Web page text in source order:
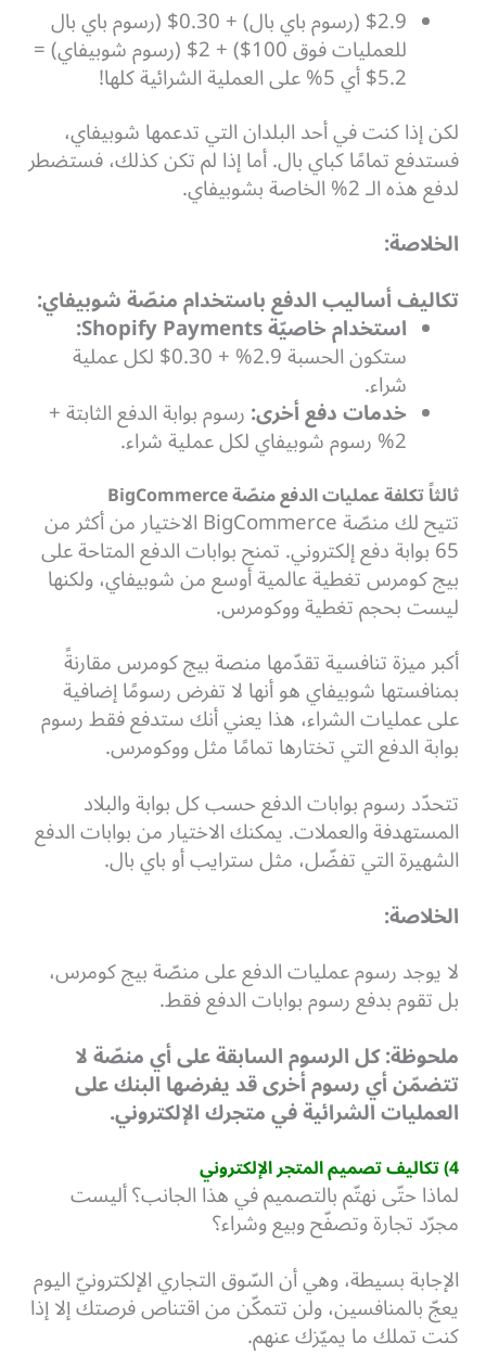
$2.9 (رسوم باي بال) + 0.30$ (رسوم باي بال
للعمليات فوق 100$) + 2$ (رسوم شوبيفاي) =
5.2$ أي 5% على العملية الشرائية كلها!
لكن إذا كنت في أحد البلدان التي تدعمها شوبيفاي،
فستدفع تمامًا كباي بال. أما إذا لم تكن كذلك، فستضطر
لدفع هذه الـ 2% الخاصة بشوبيفاي.
الخلاصة:
تكاليف أساليب الدفع باستخدام منصّة شوبيفاي:
استخدام خاصيّة Shopify Payments:
ستكون الحسبة 2.9% + 0.30$ لكل عملية
شراء.
خدمات دفع أخرى:رسوم بوابة الدفع الثابتة +
2% رسوم شوبيفاي لكل عملية شراء.
ثالثاً تكلفة عمليات الدفع منصّة BigCommerce
تتيح لك منصّة BigCommerce الاختيار من أكثر من
65 بوابة دفع إلكتروني. تمنح بوابات الدفع المتاحة على
بيج كومرس تغطية عالمية أوسع من شوبيفاي، ولكنها
ليست بحجم تغطية ووكومرس.
أكبر ميزة تنافسية تقدّمها منصة بيج كومرس مقارنةً
بمنافستها شوبيفاي هو أنها لا تفرض رسومًا إضافية
على عمليات الشراء، هذا يعني أنك ستدفع فقط رسوم
بوابة الدفع التي تختارها تمامًا مثل ووكومرس.
تتحدّد رسوم بوابات الدفع حسب كل بوابة والبلاد
المستهدفة والعملات. يمكنك الاختيار من بوابات الدفع
الشهيرة التي تفضّل، مثل سترايب أو باي بال.
الخلاصة:
لا يوجد رسوم عمليات الدفع على منصّة بيج كومرس،
بل تقوم بدفع رسوم بوابات الدفع فقط.
ملحوظة: كل الرسوم السابقة على أي منصّة لا
تتضمّن أي رسوم أخرى قد يفرضها البنك على
العمليات الشرائية في متجرك الإلكتروني.
4) تكاليف تصميم المتجر الإلكتروني
لماذا حتّى نهتّم بالتصميم في هذا الجانب؟ أليست
مجرّد تجارة وتصفّح وبيع وشراء؟
الإجابة بسيطة، وهي أن السّوق التجاري الإلكترونيّ اليوم
يعجّ بالمنافسين، ولن تتمكّن من اقتناص فرصتك إلا إذا
كنت تملك ما يميّزك عنهم.